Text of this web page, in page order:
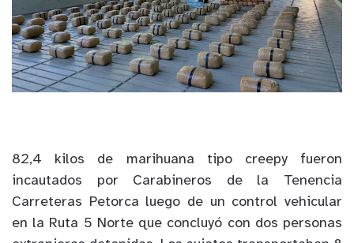
82,4 kilos de marihuana tipo creepy fueron
incautados por Carabineros de la Tenencia
Carreteras Petorca luego de un control vehicular
en la Ruta 5 Norte que concluyó con dos personas